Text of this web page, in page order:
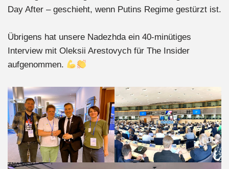
Day After – geschieht, wenn Putins Regime gestürzt ist.
Übrigens hat unsere Nadezhda ein 40-minütiges
Interview mit Oleksii Arestovych für The Insider
aufgenommen.